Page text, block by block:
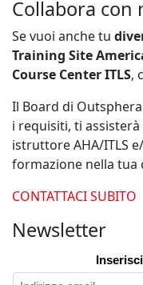
Collabora con
Se vuoi anche tu
Training Site
Course Center ITLS,
Il Board di
i requisiti, ti
istruttore AHA/ITLS
formazione nella tua
CONTATTACI SUBITO
Newsletter